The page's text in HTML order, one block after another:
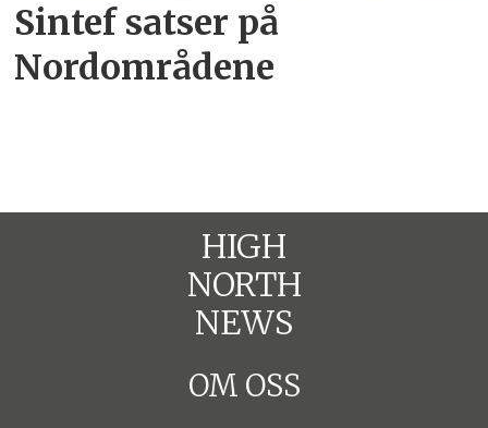
Sintef satser på
Nordområdene
HIGH
NORTH
NEWS
OM OSS